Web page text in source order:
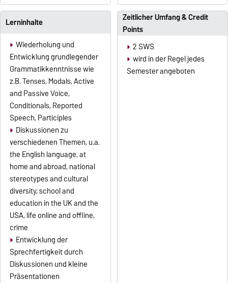
Lerninhalte
Wiederholung und
Entwicklung grundlegender
Grammatikkenntnisse wie
z.B. Tenses, Modals, Active
and Passive Voice,
Conditionals, Reported
Speech, Participles
Diskussionen zu
verschiedenen Themen, u.a.
the English language, at
home and abroad, national
stereotypes and cultural
diversity, school and
education in the UK and the
USA, life online and offline,
crime
Entwicklung der
Sprechfertigkeit durch
Diskussionen und kleine
Präsentationen
Zeitlicher Umfang & Credit
Points
2 SWS
wird in der Regel jedes
Semester angeboten